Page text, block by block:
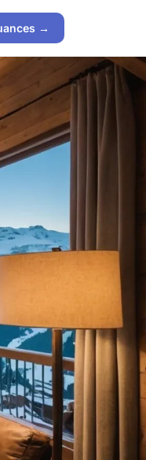
→